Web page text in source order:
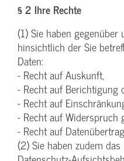
§ 2 Ihre Rechte
(1) Sie haben
hinsichtlich der Sie
Daten:
- Recht auf Auskunft,
- Recht auf Berichtigung
- Recht auf
- Recht auf Widerspruch
- Recht auf
(2) Sie haben zudem